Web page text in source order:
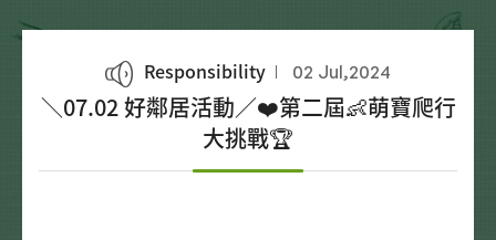
Responsibility 02 Jul,2024
＼07.02 好鄰居活動／❤️第二屆👶萌寶爬行
大挑戰🏆